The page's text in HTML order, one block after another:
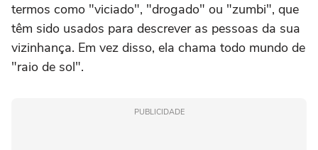
termos como "viciado", "drogado" ou "zumbi", que
têm sido usados para descrever as pessoas da sua
vizinhança. Em vez disso, ela chama todo mundo de
"raio de sol".
PUBLICIDADE